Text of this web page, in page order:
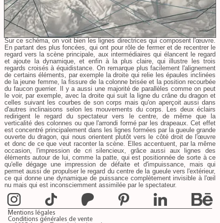
Sur ce schéma, on voit bien les lignes directrices qui composent l'œuvre.
En partant des plus foncées, qui ont pour rôle de fermer et de recentrer le
regard vers la scène principale, aux intermédiaires qui élancent le regard
et ajoute la dynamique, et enfin à la plus claire, qui illustre les trois
regards croisés à équidistance. On remarque plus facilement l'alignement
de certains éléments, par exemple la droite qui relie les épaules inclinées
de la jeune femme, la fissure de la colonne brisée et la position recourbée
du faucon guerrier. Il y a aussi une majorité de parallèles comme on peut
le voir, par exemple, avec la droite qui suit la ligne du crâne du dragon et
celles suivant les courbes de son corps mais qu'on aperçoit aussi dans
d'autres inclinaisons selon les mouvements du corps. Les deux éclairs
redirigent le regard du spectateur vers le centre, de même que la
verticalité des colonnes ou que l'arrondi formé par les drapeaux. Cet effet
est concentré principalement dans les lignes formées par la gueule grande
ouverte du dragon, qui nous orientent plutôt vers le côté droit de l'œuvre
et donc de ce que veut raconter la scène. Elles accentuent, par la même
occasion, l'impression de cri silencieux, grâce aussi aux lignes des
éléments autour de lui, comme la patte, qui est positionnée de sorte à ce
qu'elle dégage une impression de défaite et d'impuissance, mais qui
permet aussi de propulser le regard du centre de la gueule vers l'extérieur,
ce qui donne une dynamique de puissance complètement invisible à l'œil
nu mais qui est inconsciemment assimilée par le spectateur.
Mentions légales
Conditions générales de vente